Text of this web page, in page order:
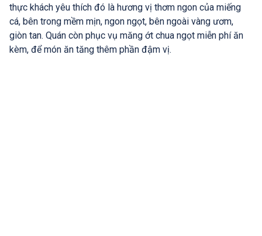
thực khách yêu thích đó là hương vị thơm ngon của miếng
cá, bên trong mềm mịn, ngon ngọt, bên ngoài vàng ươm,
giòn tan. Quán còn phục vụ măng ớt chua ngọt miễn phí ăn
kèm, để món ăn tăng thêm phần đậm vị.